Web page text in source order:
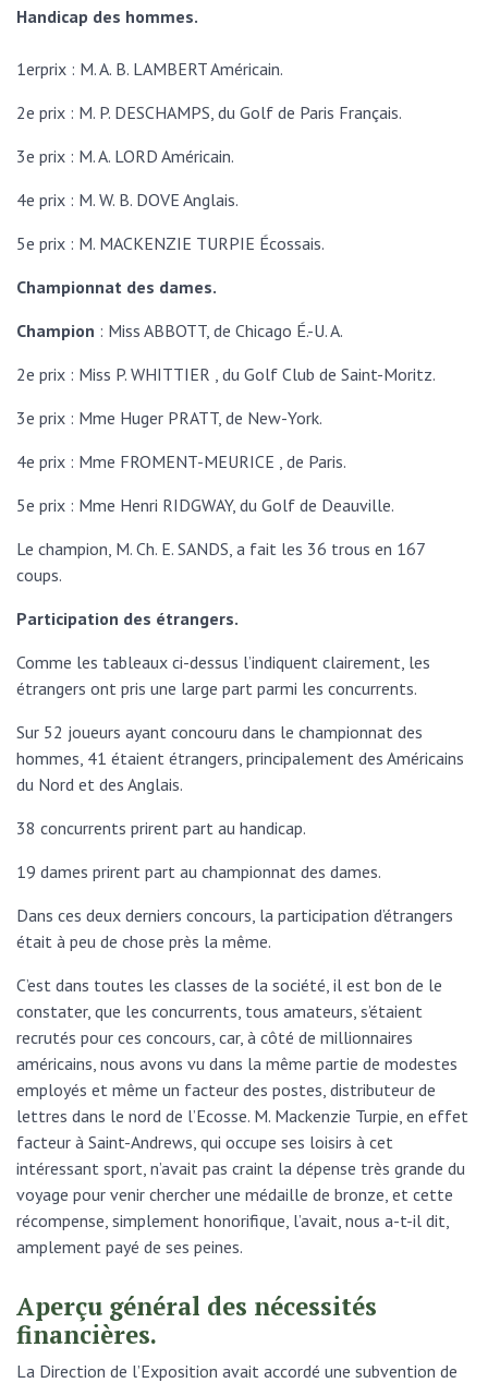
Handicap des hommes.
1erprix : M. A. B. LAMBERT Américain.
2e prix : M. P. DESCHAMPS, du Golf de Paris Français.
3e prix : M. A. LORD Américain.
4e prix : M. W. B. DOVE Anglais.
5e prix : M. MACKENZIE TURPIE Écossais.
Championnat des dames.
Champion : Miss ABBOTT, de Chicago É.-U. A.
2e prix : Miss P. WHITTIER , du Golf Club de Saint-Moritz.
3e prix : Mme Huger PRATT, de New-York.
4e prix : Mme FROMENT-MEURICE , de Paris.
5e prix : Mme Henri RIDGWAY, du Golf de Deauville.
Le champion, M. Ch. E. SANDS, a fait les 36 trous en 167
coups.
Participation des étrangers.
Comme les tableaux ci-dessus l’indiquent clairement, les
étrangers ont pris une large part parmi les concurrents.
Sur 52 joueurs ayant concouru dans le championnat des
hommes, 41 étaient étrangers, principalement des Américains
du Nord et des Anglais.
38 concurrents prirent part au handicap.
19 dames prirent part au championnat des dames.
Dans ces deux derniers concours, la participation d’étrangers
était à peu de chose près la même.
C’est dans toutes les classes de la société, il est bon de le
constater, que les concurrents, tous amateurs, s’étaient
recrutés pour ces concours, car, à côté de millionnaires
américains, nous avons vu dans la même partie de modestes
employés et même un facteur des postes, distributeur de
lettres dans le nord de l’Ecosse. M. Mackenzie Turpie, en effet
facteur à Saint-Andrews, qui occupe ses loisirs à cet
intéressant sport, n’avait pas craint la dépense très grande du
voyage pour venir chercher une médaille de bronze, et cette
récompense, simplement honorifique, l’avait, nous a-t-il dit,
amplement payé de ses peines.
Aperçu général des nécessités
financières.
La Direction de l’Exposition avait accordé une subvention de